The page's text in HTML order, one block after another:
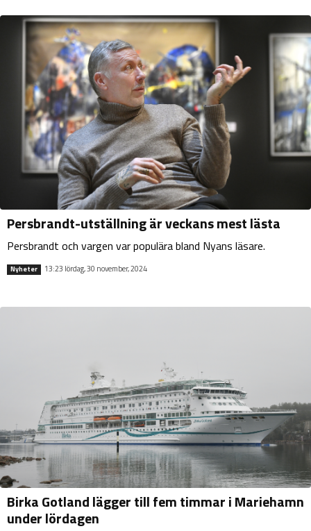
Persbrandt-utställning är veckans mest lästa
Persbrandt och vargen var populära bland Nyans läsare.
Nyheter 13:23 lördag, 30 november, 2024
Birka Gotland lägger till fem timmar i Mariehamn
under lördagen